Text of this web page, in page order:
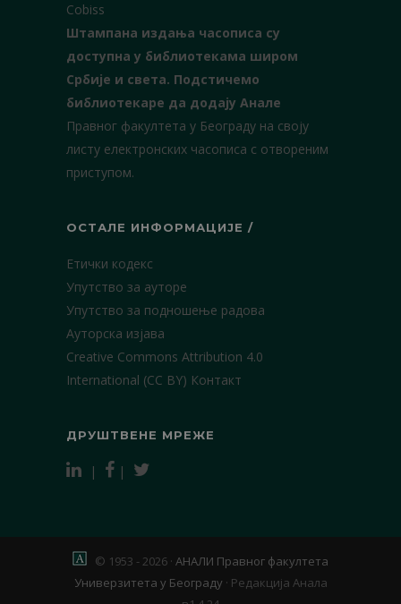
Cobiss
Штампана издања часописа су
доступна у библиотекама широм
Србије и света. Подстичемо
библиотекаре да додају Анале
Правног факултета у Београду на своју
листу електронских часописа с отвореним
приступом.
ОСТАЛЕ ИНФОРМАЦИЈЕ /
Етички кодекс
Упутство за ауторе
Упутство за подношење радова
Ауторска изјава
Creative Commons Attribution 4.0
International (CC BY) Контакт
ДРУШТВЕНЕ МРЕЖЕ
| |
© 1953 - 2026 · АНАЛИ Правног факултета
Универзитета у Београду · Редакција Анала